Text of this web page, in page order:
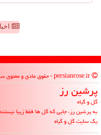
پرشین رز
گل و گیاه
به پرشین رز، جایی که گل ها فقط زیبا
یک سایت گل و گیاه